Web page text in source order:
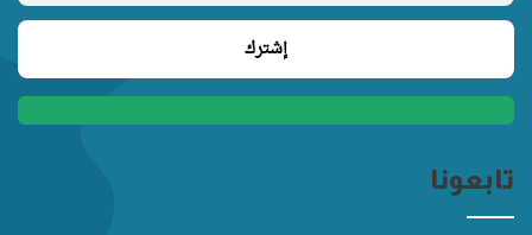
تابعونا